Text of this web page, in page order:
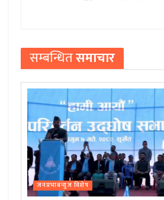
सम्बन्धितसमाचार
जनप्रभाबन्युज विशेष